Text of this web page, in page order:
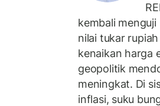
kembali
nilai tukar
kenaikan harga
geopolitik
meningkat. Di
inflasi, suku